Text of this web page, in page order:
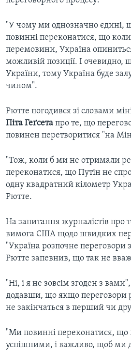
"У чому ми однозначно єдині,
повинні переконатися, що
перемовини, Україна
можливій позиції. І очевидно,
України, тому Україна буде
чином".
Рютте погодився зі словами
Піта Геґсета про те, що
повинен перетворитися "на
"Тож, коли б ми не отримали
переконатися, що Путін не
одну квадратний кілометр
Рютте.
На запитання журналістів про
вимога США щодо швидких
"Україна розпочне переговори
Рютте запевнив, що так не
"Ні, і я не зовсім згоден з вами",
додавши, що якщо переговори
не закінчаться в перший чи
"Ми повинні переконатися, що
успішними, і важливо, щоб ми